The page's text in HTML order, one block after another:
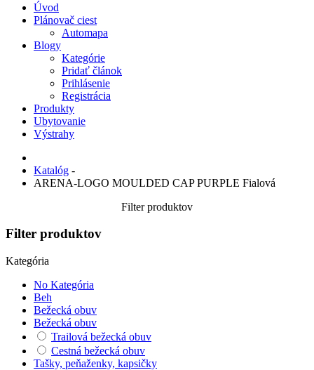
Úvod
Plánovač ciest
Automapa
Blogy
Kategórie
Pridať článok
Prihlásenie
Registrácia
Produkty
Ubytovanie
Výstrahy
Katalóg -
ARENA-LOGO MOULDED CAP PURPLE Fialová
Filter produktov
Filter produktov
Kategória
No Kategória
Beh
Bežecká obuv
Bežecká obuv
Trailová bežecká obuv
Cestná bežecká obuv
Tašky, peňaženky, kapsičky